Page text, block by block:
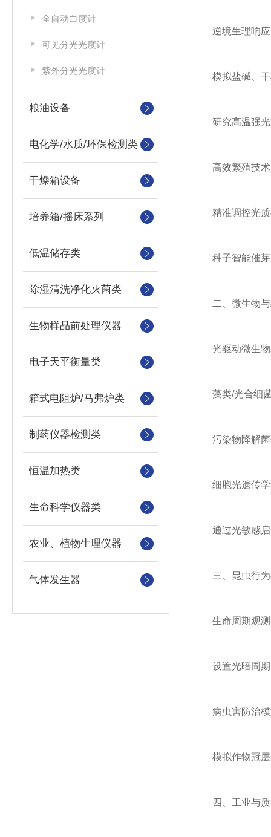
全自动白度计
可见分光光度计
紫外分光光度计
粮油设备
电化学/水质/环保检测类
干燥箱设备
培养箱/摇床系列
低温储存类
除湿清洗净化灭菌类
生物样品前处理仪器
电子天平衡量类
箱式电阻炉/马弗炉类
制药仪器检测类
恒温加热类
生命科学仪器类
农业、植物生理仪器
气体发生器
‌逆境生理响应‌
模拟盐碱、干旱
研究高温强光
‌高效繁殖技术‌
精准调控光质
种子智能催芽
二、微生物与
光驱动微生物
藻类/光合细菌
污染物降解菌
细胞光遗传学
通过光敏感启
三、昆虫行为
‌生命周期观测‌
设置光暗周期(
病虫害防治模
模拟作物冠层
四、工业与质